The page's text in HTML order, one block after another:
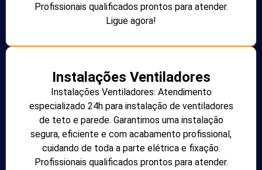
Profissionais qualificados prontos para atender.
Ligue agora!
Instalações Ventiladores
Instalações Ventiladores: Atendimento
especializado 24h para instalação de ventiladores
de teto e parede. Garantimos uma instalação
segura, eficiente e com acabamento profissional,
cuidando de toda a parte elétrica e fixação.
Profissionais qualificados prontos para atender.